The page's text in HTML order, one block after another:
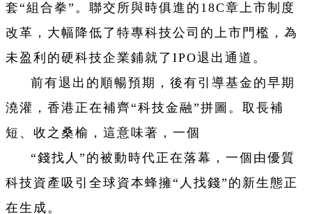
套“組合拳”。聯交所與時俱進的18C章上市制度
改革，大幅降低了特專科技公司的上市門檻，為
未盈利的硬科技企業鋪就了IPO退出通道。
前有退出的順暢預期，後有引導基金的早期
澆灌，香港正在補齊“科技金融”拼圖。取長補
短、收之桑榆，這意味著，一個
“錢找人”的被動時代正在落幕，一個由優質
科技資產吸引全球資本蜂擁“人找錢”的新生態正
在生成。